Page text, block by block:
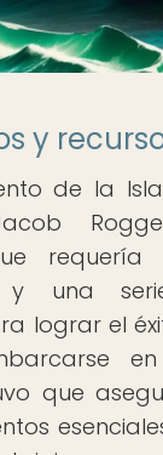
y
de la
requería
y una
lograr el
que